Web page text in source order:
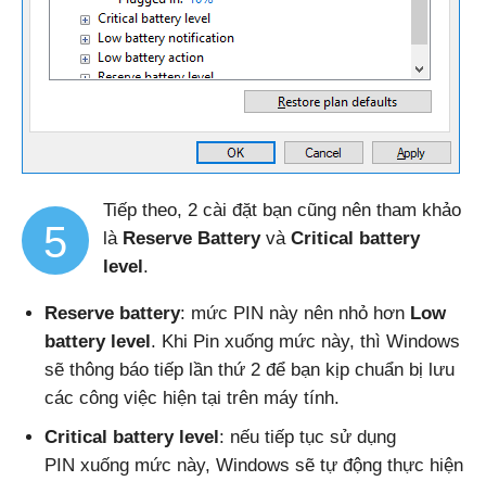
5
Tiếp theo, 2 cài đặt bạn cũng nên tham khảo
là Reserve Batteryvà Critical battery
level.
Reserve battery: mức PIN này nên nhỏ hơn Low
battery level. Khi Pin xuống mức này, thì Windows
sẽ thông báo tiếp lần thứ 2 để bạn kịp chuẩn bị lưu
các công việc hiện tại trên máy tính.
Critical battery level: nếu tiếp tục sử dụng
PIN xuống mức này, Windows sẽ tự động thực hiện